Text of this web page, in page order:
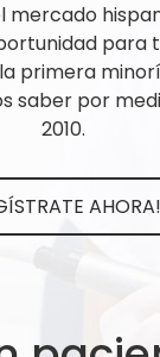
primera
saber por
2010.
AHORA!